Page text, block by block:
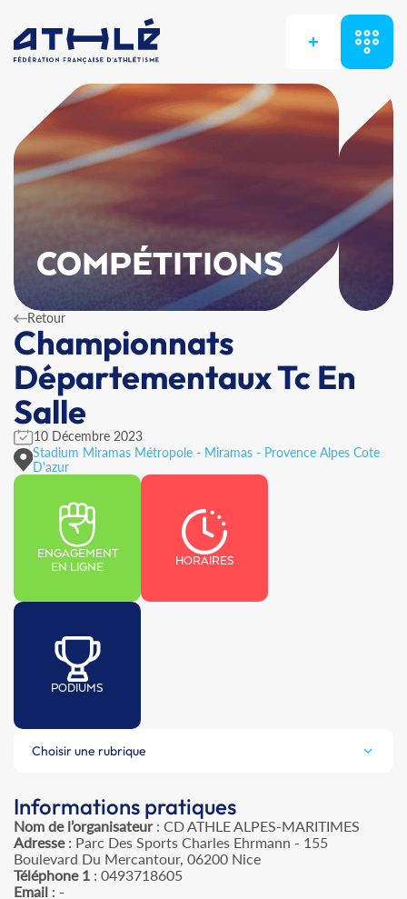
+
COMPÉTITIONS
Retour
Championnats
Départementaux Tc En
Salle
10 Décembre 2023
Stadium Miramas Métropole - Miramas - Provence Alpes Cote
D'azur
ENGAGEMENT
EN LIGNE
HORAIRES
PODIUMS
Choisir une rubrique
Informations pratiques
Nom de l’organisateur: CD ATHLE ALPES-MARITIMES
Adresse: Parc Des Sports Charles Ehrmann - 155
Boulevard Du Mercantour, 06200 Nice
Téléphone 1 : 0493718605
Email : -